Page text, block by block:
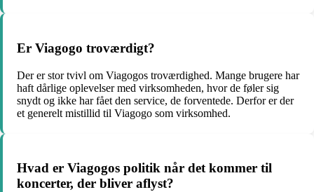
Er Viagogo troværdigt?
Der er stor tvivl om Viagogos troværdighed. Mange brugere har
haft dårlige oplevelser med virksomheden, hvor de føler sig
snydt og ikke har fået den service, de forventede. Derfor er der
et generelt mistillid til Viagogo som virksomhed.
Hvad er Viagogos politik når det kommer til
koncerter, der bliver aflyst?